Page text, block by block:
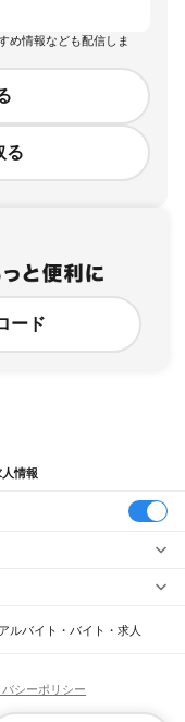
め情報なども配信しま
る
ード
情報
茂原市成田市佐倉市
我孫子市鴨川市鎌ケ谷市
法典駅 西船橋駅
葉県 四街道市 フルタイム
ルバイト・バイト・求人
シーポリシー